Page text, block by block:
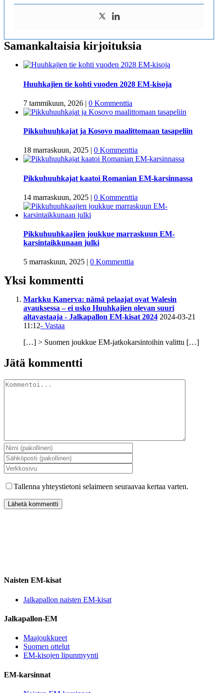
Samankaltaisia kirjoituksia
Huuhkajien tie kohti vuoden 2028 EM-kisoja
7 tammikuun, 2026 | 0 Kommenttia
Pikkuhuuhkajat ja Kosovo maalittomaan tasapeliin
18 marraskuun, 2025 | 0 Kommenttia
Pikkuhuuhkajat kaatoi Romanian EM-karsinnassa
14 marraskuun, 2025 | 0 Kommenttia
Pikkuhuuhkaajien joukkue marraskuun EM-
karsintaikkunaan julki
5 marraskuun, 2025 | 0 Kommenttia
Yksi kommentti
Markku Kanerva: nämä pelaajat ovat Walesin
avauksessa – ei usko Huuhkajien olevan suuri
altavastaaja - Jalkapallon EM-kisat 2024 2024-03-21
11:12- Vastaa
[…] > Suomen joukkue EM-jatkokarsintoihin valittu […]
Jätä kommentti
Kommentti
Tallenna yhteystietoni selaimeen seuraavaa kertaa varten.
Naisten EM-kisat
Jalkapallon naisten EM-kisat
Jalkapallon-EM
Maajoukkueet
Suomen ottelut
EM-kisojen lipunmyynti
EM-karsinnat